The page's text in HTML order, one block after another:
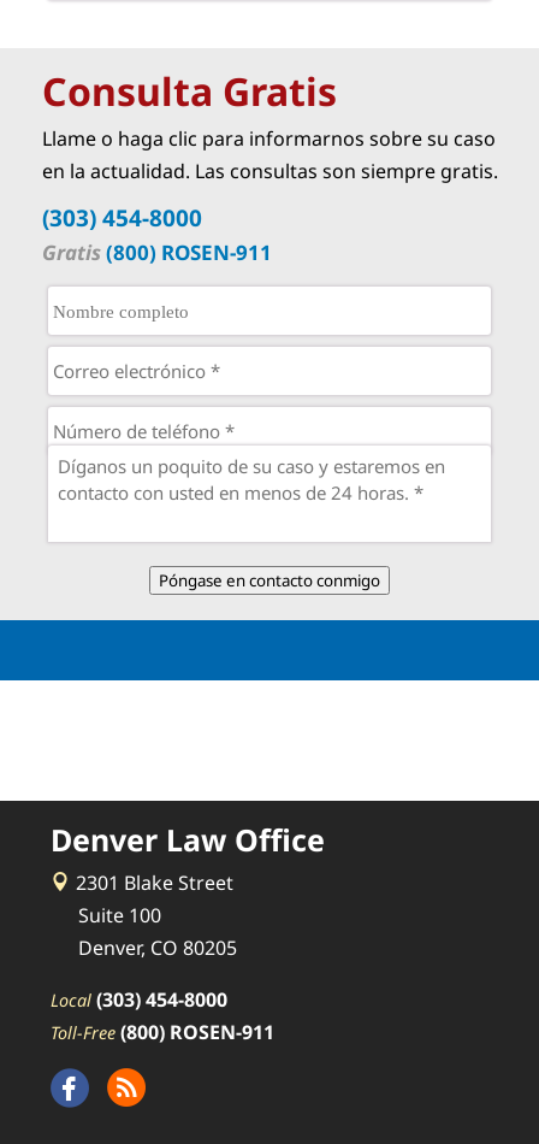
Consulta Gratis
Llame o haga clic para informarnos sobre su caso
en la actualidad. Las consultas son siempre gratis.
(303) 454-8000
Gratis(800) ROSEN-911
Póngase en contacto conmigo
Denver Law Office
2301 Blake Street
Suite 100
Denver, CO 80205
Local (303) 454-8000
Toll-Free (800) ROSEN-911